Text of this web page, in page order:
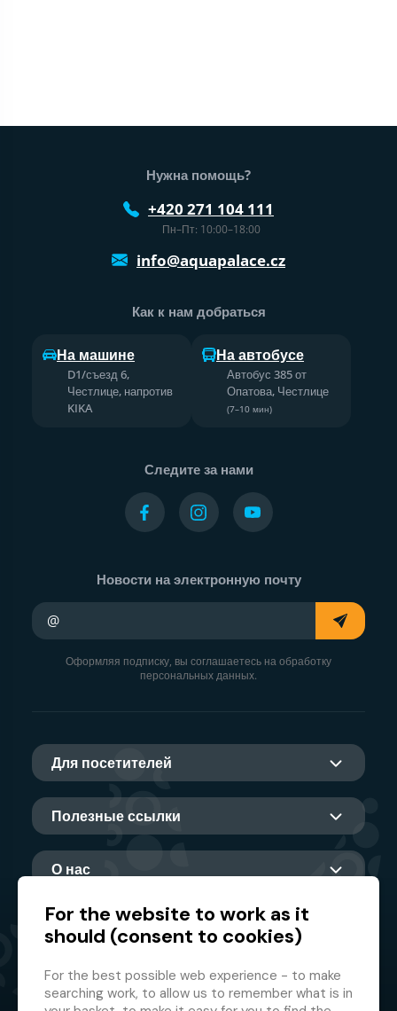
Нижний колонтитул веб-сайта
Нужна помощь?
+420 271 104 111
Пн–Пт: 10:00–18:00
info@aquapalace.cz
Как к нам добраться
На машине
D1/съезд 6,
Честлице, напротив
KIKA
На автобусе
Автобус 385 от
Опатова, Честлице
(7–10 мин)
Следите за нами
Новости на электронную почту
Оформляя подписку, вы соглашаетесь на обработку
персональных данных.
Для посетителей
Полезные ссылки
О нас
Главный партнер
For the website to work as it
should (consent to cookies)
For the best possible web experience - to make
searching work, to allow us to remember what is in